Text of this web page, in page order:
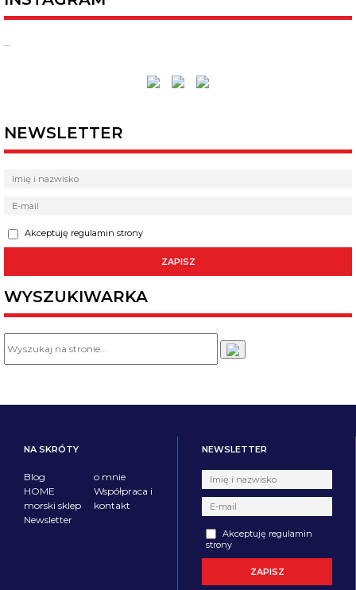
…
NEWSLETTER
Akceptuję regulamin strony
WYSZUKIWARKA
NA SKRÓTY
Blog
HOME
morski sklep
Newsletter
o mnie
Współpraca i
kontakt
NEWSLETTER
Akceptuję regulamin
strony